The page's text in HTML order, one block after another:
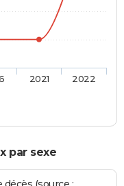
2021 2022
par sexe